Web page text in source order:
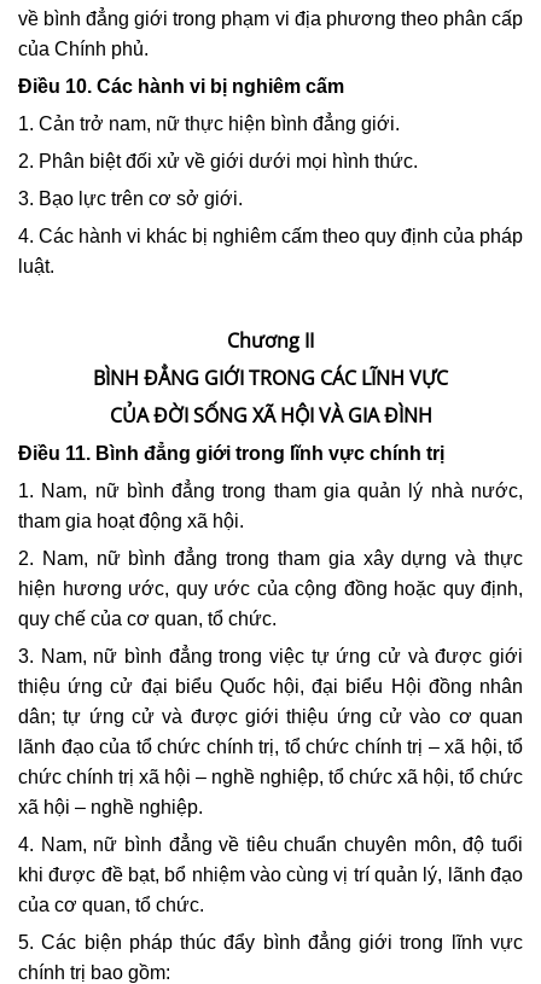
về bình đẳng giới trong phạm vi địa phương theo phân cấp
của Chính phủ.
Điều 10. Các hành vi bị nghiêm cấm
1. Cản trở nam, nữ thực hiện bình đẳng giới.
2. Phân biệt đối xử về giới dưới mọi hình thức.
3. Bạo lực trên cơ sở giới.
4. Các hành vi khác bị nghiêm cấm theo quy định của pháp
luật.
Chương II
BÌNH ĐẲNG GIỚI TRONG CÁC LĨNH VỰC
CỦA ĐỜI SỐNG XÃ HỘI VÀ GIA ĐÌNH
Điều 11. Bình đẳng giới trong lĩnh vực chính trị
1. Nam, nữ bình đẳng trong tham gia quản lý nhà nước,
tham gia hoạt động xã hội.
2. Nam, nữ bình đẳng trong tham gia xây dựng và thực
hiện hương ước, quy ước của cộng đồng hoặc quy định,
quy chế của cơ quan, tổ chức.
3. Nam, nữ bình đẳng trong việc tự ứng cử và được giới
thiệu ứng cử đại biểu Quốc hội, đại biểu Hội đồng nhân
dân; tự ứng cử và được giới thiệu ứng cử vào cơ quan
lãnh đạo của tổ chức chính trị, tổ chức chính trị – xã hội, tổ
chức chính trị xã hội – nghề nghiệp, tổ chức xã hội, tổ chức
xã hội – nghề nghiệp.
4. Nam, nữ bình đẳng về tiêu chuẩn chuyên môn, độ tuổi
khi được đề bạt, bổ nhiệm vào cùng vị trí quản lý, lãnh đạo
của cơ quan, tổ chức.
5. Các biện pháp thúc đẩy bình đẳng giới trong lĩnh vực
chính trị bao gồm: